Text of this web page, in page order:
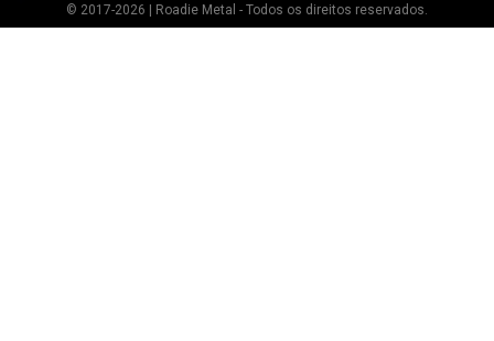
© 2017-2026 | Roadie Metal - Todos os direitos reservados.